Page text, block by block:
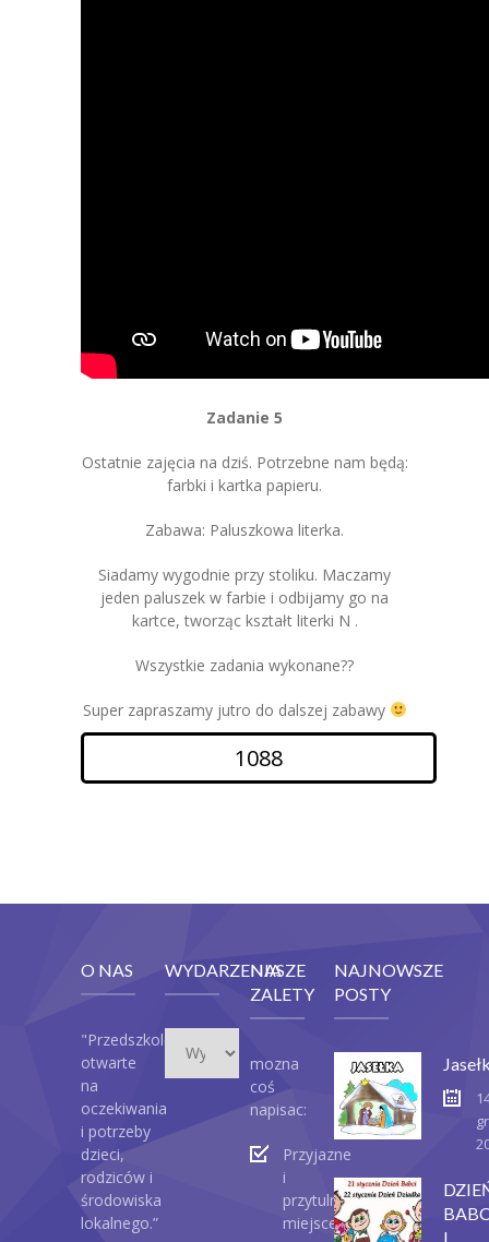
Zadanie 5
Ostatnie zajęcia na dziś. Potrzebne nam będą:
farbki i kartka papieru.
Zabawa: Paluszkowa literka.
Siadamy wygodnie przy stoliku. Maczamy
jeden paluszek w farbie i odbijamy go na
kartce, tworząc kształt literki N .
Wszystkie zadania wykonane??
Super zapraszamy jutro do dalszej zabawy
1088
O NAS
"Przedszkole
otwarte
na
oczekiwania
i potrzeby
dzieci,
rodziców i
środowiska
lokalnego.”
WYDARZENIA
NASZE
ZALETY
mozna
coś
napisac:
Przyjazne
i
przytulne
miejsce
NAJNOWSZE
POSTY
I